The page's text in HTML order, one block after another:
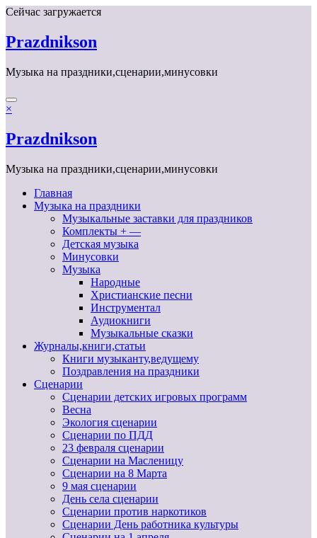
Перейти
содержимому
Сейчас загружается
Prazdnikson
Музыка на праздники,сценарии,минусовки
×
Prazdnikson
Музыка на праздники,сценарии,минусовки
Главная
Музыка на праздники
Музыкальные заставки для праздников
Комплекты + —
Детская музыка
Минусовки
Музыка
Народные
Христианские песни
Инструментал
Аудиокниги
Музыкальные сказки
Журналы,книги,статьи
Книги музыканту,ведущему
Поздравления на праздники
Сценарии
Сценарии детских игровых программ
Весна
Экология сценарии
Сценарии по ПДД
23 февраля сценарии
Сценарии на Масленицу
Сценарии на 8 Марта
9 мая сценарии
День села сценарии
Сценарии против наркотиков
Сценарии День работника культуры